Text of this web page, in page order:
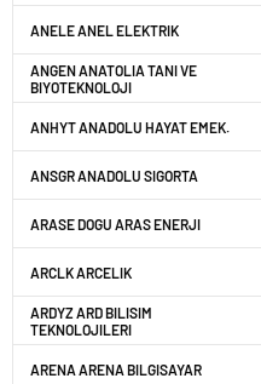
ANELE ANEL ELEKTRIK
ANGEN ANATOLIA TANI VE
BIYOTEKNOLOJI
ANHYT ANADOLU HAYAT EMEK.
ANSGR ANADOLU SIGORTA
ARASE DOGU ARAS ENERJI
ARCLK ARCELIK
ARDYZ ARD BILISIM
TEKNOLOJILERI
ARENA ARENA BILGISAYAR